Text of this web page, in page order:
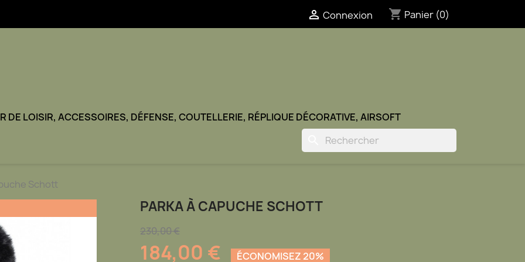
 Connexion shopping_cart Panier (0)
DE LOISIR, ACCESSOIRES, DÉFENSE, COUTELLERIE, RÉPLIQUE DÉCORATIVE, AIRSOFT
Schott
PARKA À CAPUCHE SCHOTT
230,00 €
184,00 € ÉCONOMISEZ 20%